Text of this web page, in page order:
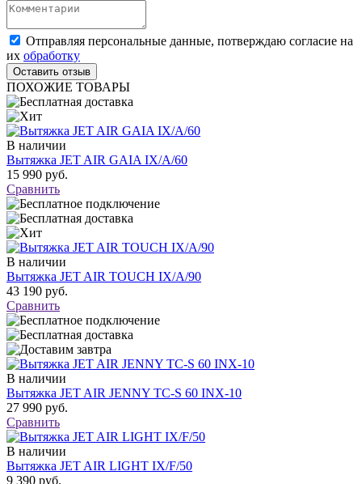
Отправляя персональные данные, потверждаю согласие на
их обработку
ПОХОЖИЕ ТОВАРЫ
В наличии
Вытяжка JET AIR GAIA IX/A/60
15 990 руб.
Сравнить
В наличии
Вытяжка JET AIR TOUCH IX/A/90
43 190 руб.
Сравнить
В наличии
Вытяжка JET AIR JENNY TC-S 60 INX-10
27 990 руб.
Сравнить
В наличии
Вытяжка JET AIR LIGHT IX/F/50
9 390 руб.